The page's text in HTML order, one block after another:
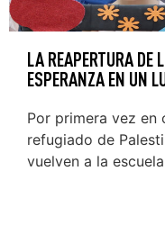
LA REAPERTURA DE
ESPERANZA EN UN
Por primera vez en
refugiado de
vuelven a la